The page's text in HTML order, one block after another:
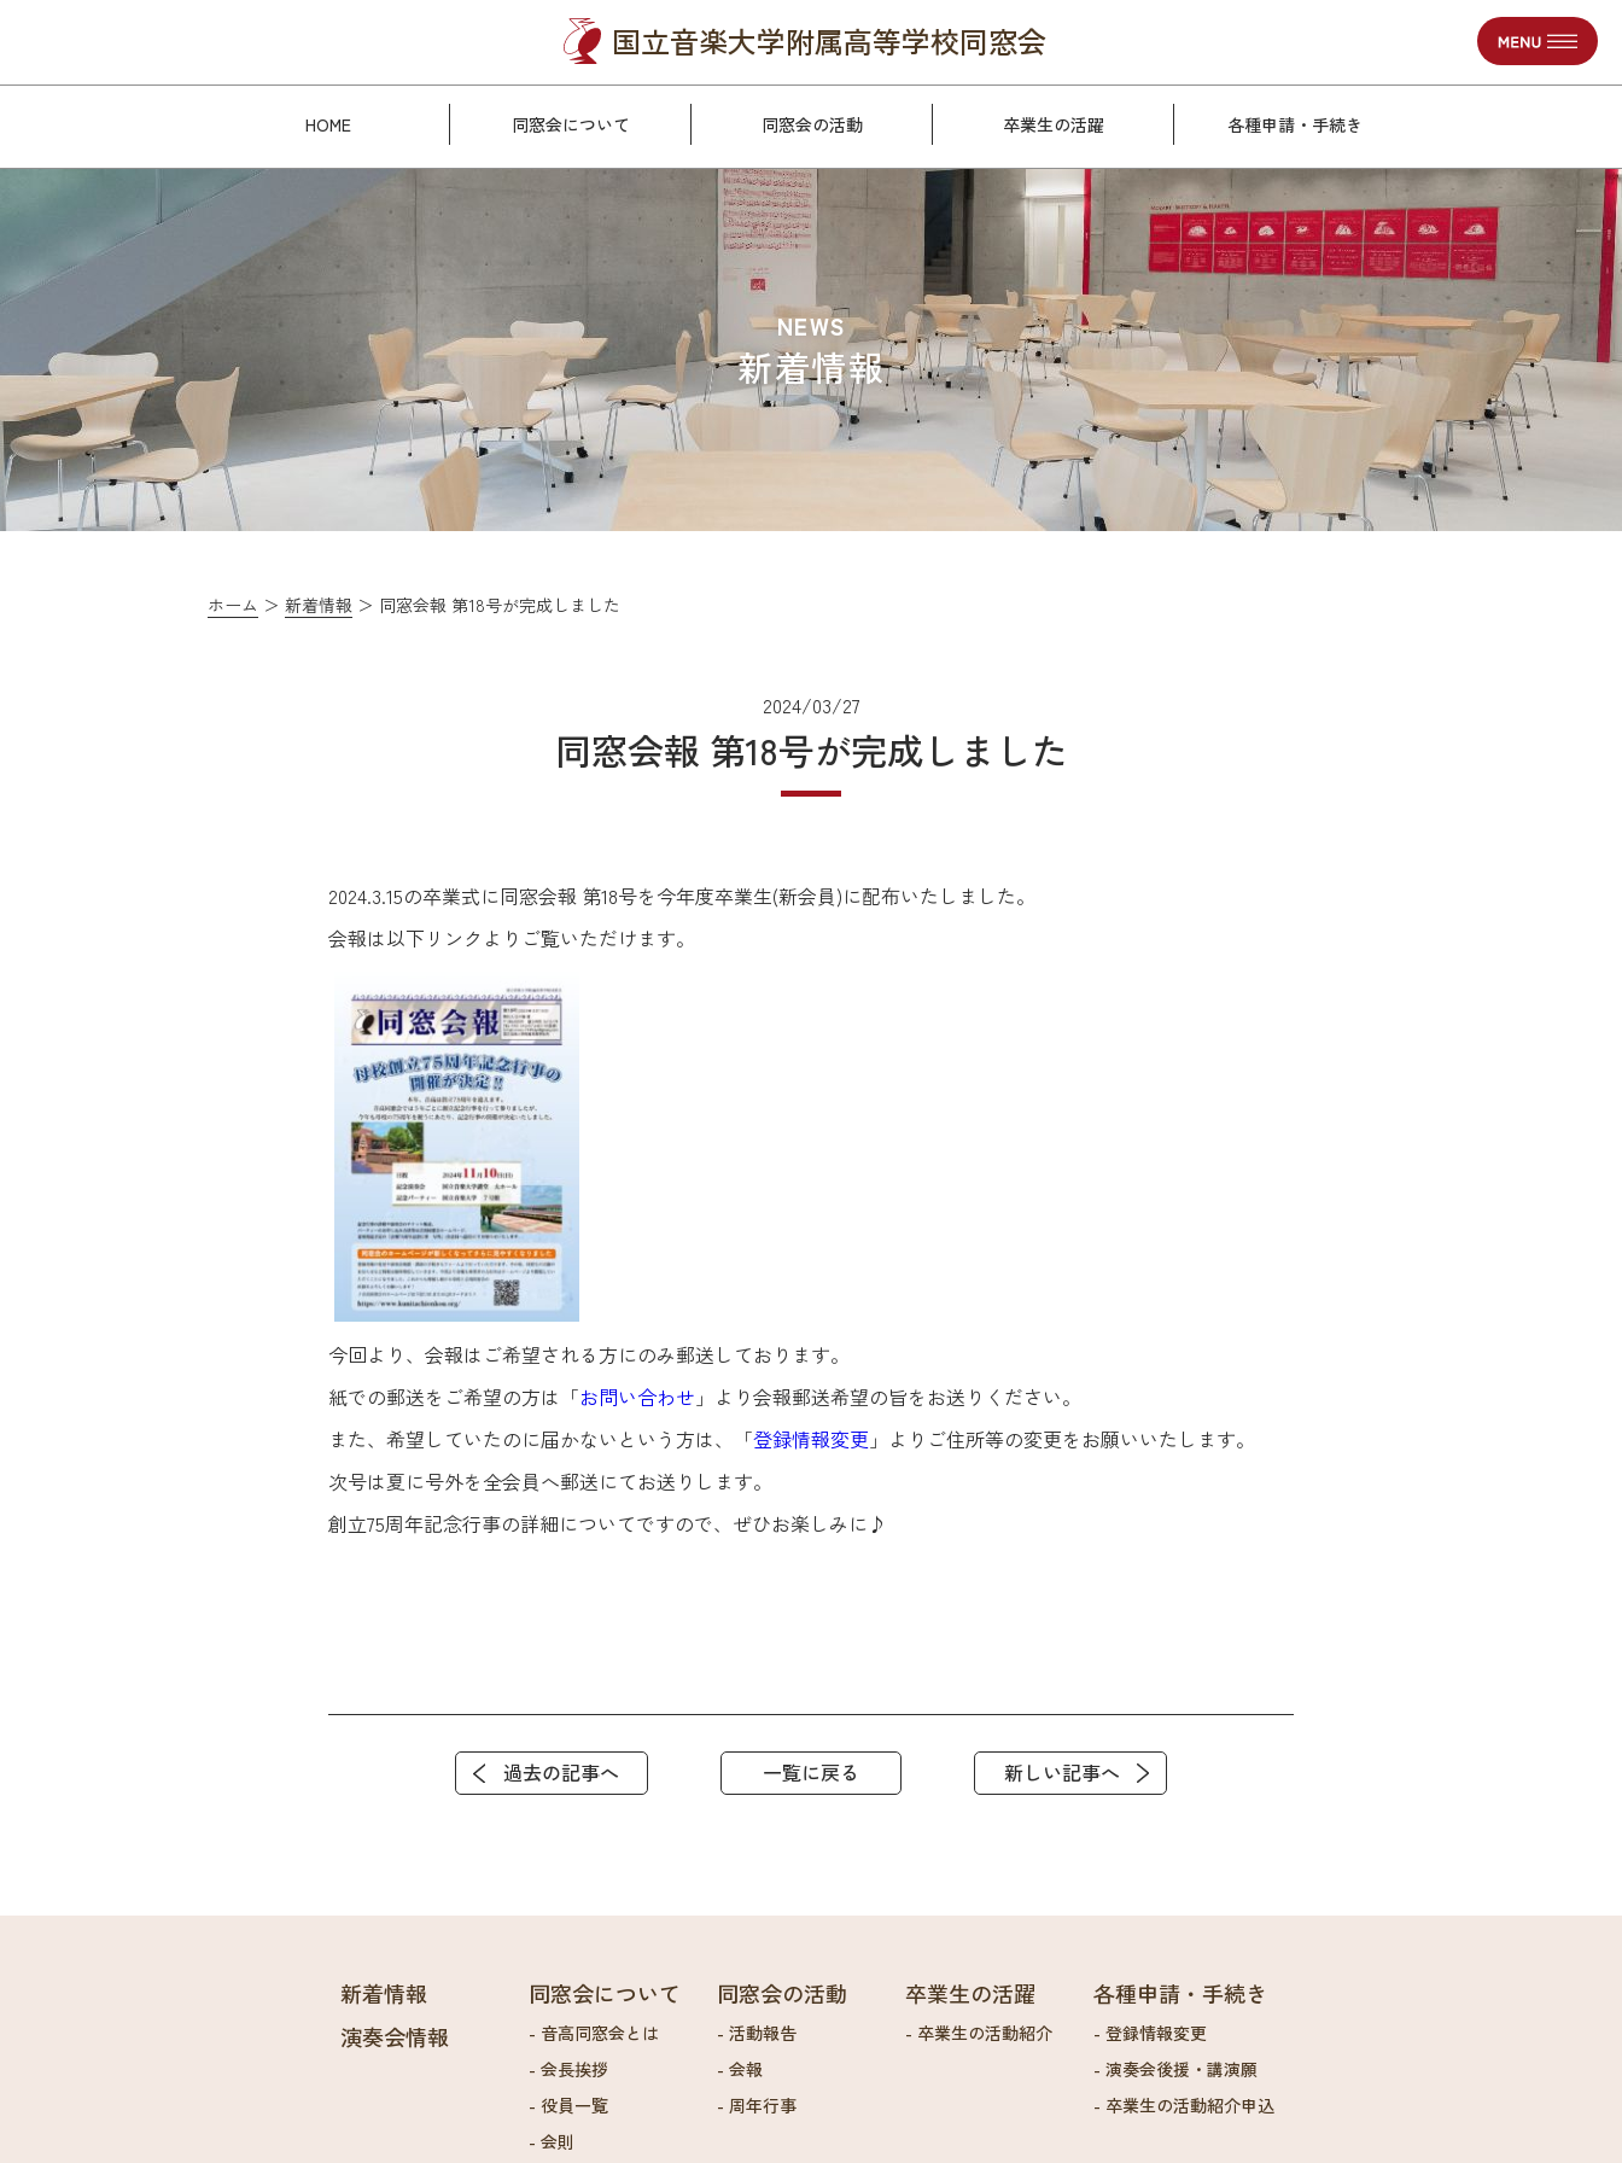
国立音楽大学附属高等学校同窓会
HOME 同窓会について 同窓会の活動 卒業生の活躍 各種申請・手続き
NEWS
新着情報
ホーム 新着情報 同窓会報 第18号が完成しました
2024/03/27
同窓会報 第18号が完成しました
2024.3.15の卒業式に同窓会報 第18号を今年度卒業生(新会員)に配布いたしました。
会報は以下リンクよりご覧いただけます。
今回より、会報はご希望される方にのみ郵送しております。
紙での郵送をご希望の方は「お問い合わせ 」より会報郵送希望の旨をお送りください。
また、希望していたのに届かないという方は、「登録情報変更 」よりご住所等の変更をお願いいたします。
次号は夏に号外を全会員へ郵送にてお送りします。
創立75周年記念行事の詳細についてですので、ぜひお楽しみに♪
過去の記事へ 一覧に戻る 新しい記事へ
新着情報
演奏会情報
同窓会について
音高同窓会とは
会長挨拶
役員一覧
会則
同窓会の活動
活動報告
会報
周年行事
卒業生の活躍
卒業生の活動紹介
各種申請・手続き
登録情報変更
演奏会後援・講演願
卒業生の活動紹介申込